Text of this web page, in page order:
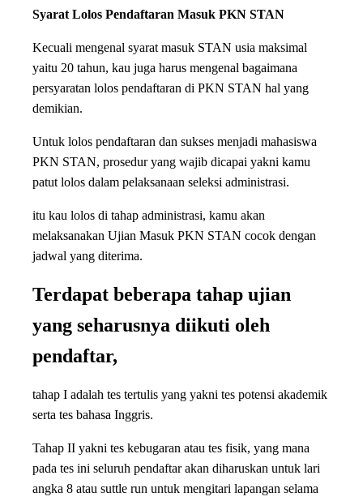
Syarat Lolos Pendaftaran Masuk PKN STAN
Kecuali mengenal syarat masuk STAN usia maksimal
yaitu 20 tahun, kau juga harus mengenal bagaimana
persyaratan lolos pendaftaran di PKN STAN hal yang
demikian.
Untuk lolos pendaftaran dan sukses menjadi mahasiswa
PKN STAN, prosedur yang wajib dicapai yakni kamu
patut lolos dalam pelaksanaan seleksi administrasi.
itu kau lolos di tahap administrasi, kamu akan
melaksanakan Ujian Masuk PKN STAN cocok dengan
jadwal yang diterima.
Terdapat beberapa tahap ujian
yang seharusnya diikuti oleh
pendaftar,
tahap I adalah tes tertulis yang yakni tes potensi akademik
serta tes bahasa Inggris.
Tahap II yakni tes kebugaran atau tes fisik, yang mana
pada tes ini seluruh pendaftar akan diharuskan untuk lari
angka 8 atau suttle run untuk mengitari lapangan selama